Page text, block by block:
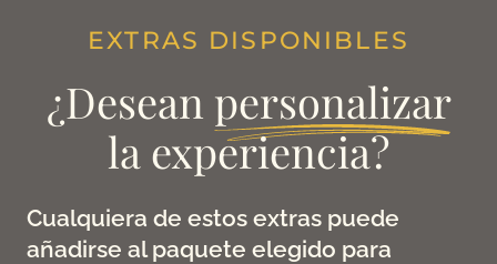
EXTRAS DISPONIBLES
¿Desean personalizar
la experiencia?
Cualquiera de estos extras puede
añadirse al paquete elegido para